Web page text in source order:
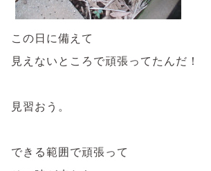
この日に備えて
見えないところで頑張ってたんだ！
見習おう。
できる範囲で頑張って